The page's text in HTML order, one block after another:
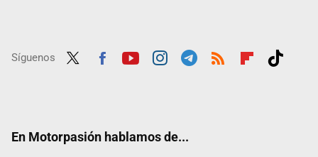
Síguenos
En Motorpasión hablamos de...